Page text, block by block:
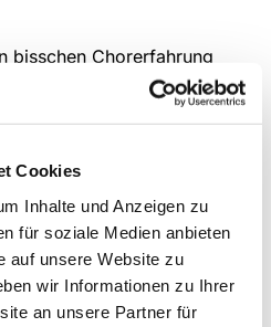
Cookies
Inhalte und Anzeigen zu
für soziale Medien anbieten
auf unsere Website zu
wir Informationen zu Ihrer
an unsere Partner für
bisschen Chorerfahrung
bei der Kantorei
Das Repertoire
Schütz,
Alters singen
in Gottesdiensten und bei